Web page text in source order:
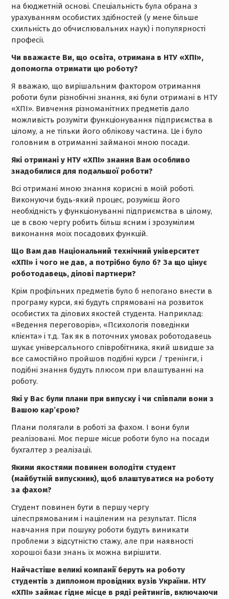
на бюджетній основі. Спеціальність була обрана з
урахуванням особистих здібностей (у мене більше
схильність до обчислювальних наук) і популярності
професії.
Чи вважаєте Ви, що освіта, отримана в НТУ «ХПІ»,
допомогла отримати цю роботу?
Я вважаю, що вирішальним фактором отримання
роботи були різнобічні знання, які були отримані в НТУ
«ХПІ». Вивчення різноманітних предметів дало
можливість розуміти функціонування підприємства в
цілому, а не тільки його облікову частина. Це і було
головним в отриманні займаної мною посади.
Які отримані у НТУ «ХПІ» знання Вам особливо
знадобилися для подальшої роботи?
Всі отримані мною знання корисні в моїй роботі.
Виконуючи будь-який процес, розумієш його
необхідність у функціонуванні підприємства в цілому,
це в свою чергу робить більш ясним і зрозумілим
виконання моїх посадових функцій.
Що Вам дав Національний технічний університет
«ХПІ» і чого не дав, а потрібно було б? За що цінує
роботодавець, ділові партнери?
Крім профільних предметів було б непогано внести в
програму курси, які будуть спрямовані на розвиток
особистих та ділових якостей студента. Наприклад:
«Ведення переговорів», «Психологія поведінки
клієнта» і т.д. Так як в поточних умовах роботодавець
шукає універсального співробітника, який швидше за
все самостійно пройшов подібні курси / тренінги, і
подібні знання будуть плюсом при влаштуванні на
роботу.
Які у Вас були плани при випуску і чи співпали вони з
Вашою кар’єрою?
Плани полягали в роботі за фахом. І вони були
реалізовані. Моє перше місце роботи було на посади
бухгалтер з реалізації.
Якими якостями повинен володіти студент
(майбутній випускник), щоб влаштуватися на роботу
за фахом?
Студент повинен бути в першу чергу
цілеспрямованим і націленим на результат. Після
навчання при пошуку роботи будуть виникати
проблеми з відсутністю стажу, але при наявності
хорошої бази знань їх можна вирішити.
Найчастіше великі компанії беруть на роботу
студентів з дипломом провідних вузів України. НТУ
«ХПІ» займає гідне місце в ряді рейтингів, включаючи